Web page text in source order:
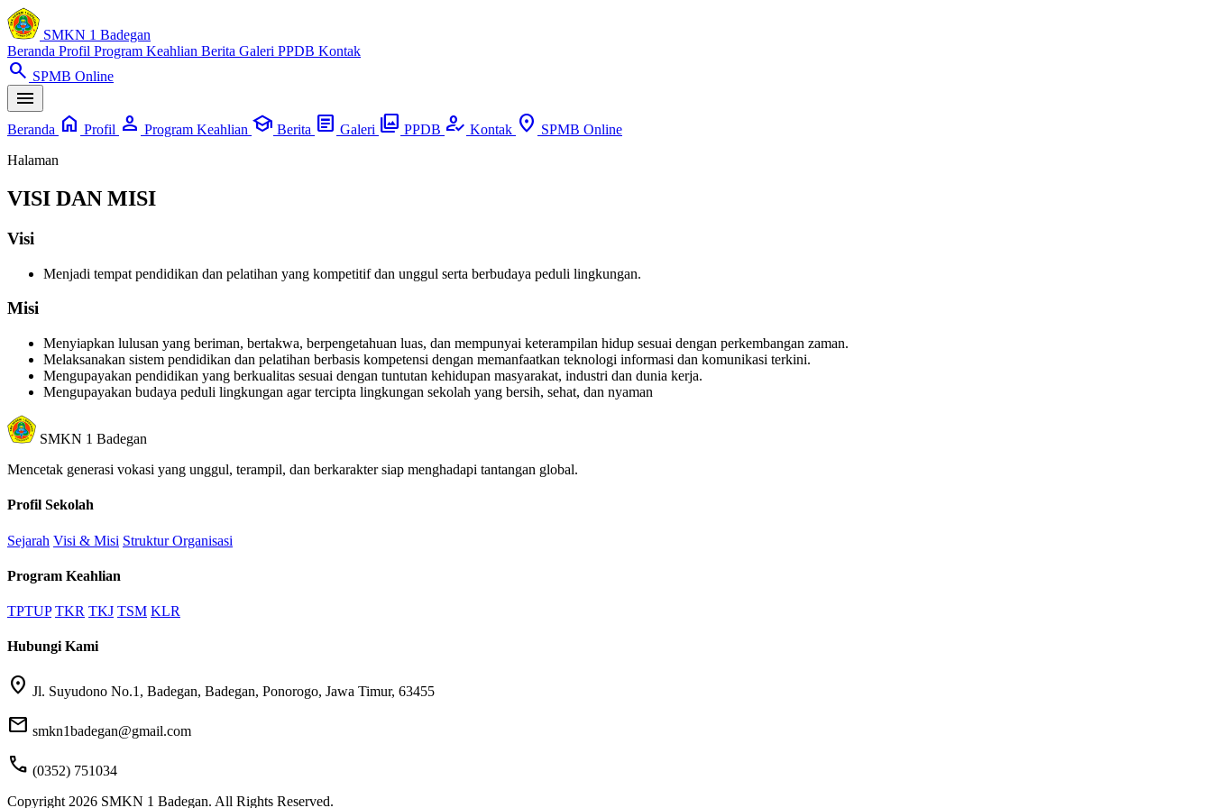
SMKN 1 Badegan
Beranda Profil Program Keahlian Berita Galeri PPDB Kontak
search SPMB Online
menu
Beranda home Profil person Program Keahlian school Berita article Galeri photo_library PPDB how_to_reg Kontak location_on SPMB Online
Halaman
VISI DAN MISI
Visi
Menjadi tempat pendidikan dan pelatihan yang kompetitif dan unggul serta berbudaya peduli lingkungan.
Misi
Menyiapkan lulusan yang beriman, bertakwa, berpengetahuan luas, dan mempunyai keterampilan hidup sesuai dengan perkembangan zaman.
Melaksanakan sistem pendidikan dan pelatihan berbasis kompetensi dengan memanfaatkan teknologi informasi dan komunikasi terkini.
Mengupayakan pendidikan yang berkualitas sesuai dengan tuntutan kehidupan masyarakat, industri dan dunia kerja.
Mengupayakan budaya peduli lingkungan agar tercipta lingkungan sekolah yang bersih, sehat, dan nyaman
SMKN 1 Badegan
Mencetak generasi vokasi yang unggul, terampil, dan berkarakter siap menghadapi tantangan global.
Profil Sekolah
Sejarah Visi & Misi Struktur Organisasi
Program Keahlian
TPTUP TKR TKJ TSM KLR
Hubungi Kami
location_on Jl. Suyudono No.1, Badegan, Badegan, Ponorogo, Jawa Timur, 63455
mail smkn1badegan@gmail.com
call (0352) 751034
Copyright 2026 SMKN 1 Badegan. All Rights Reserved.